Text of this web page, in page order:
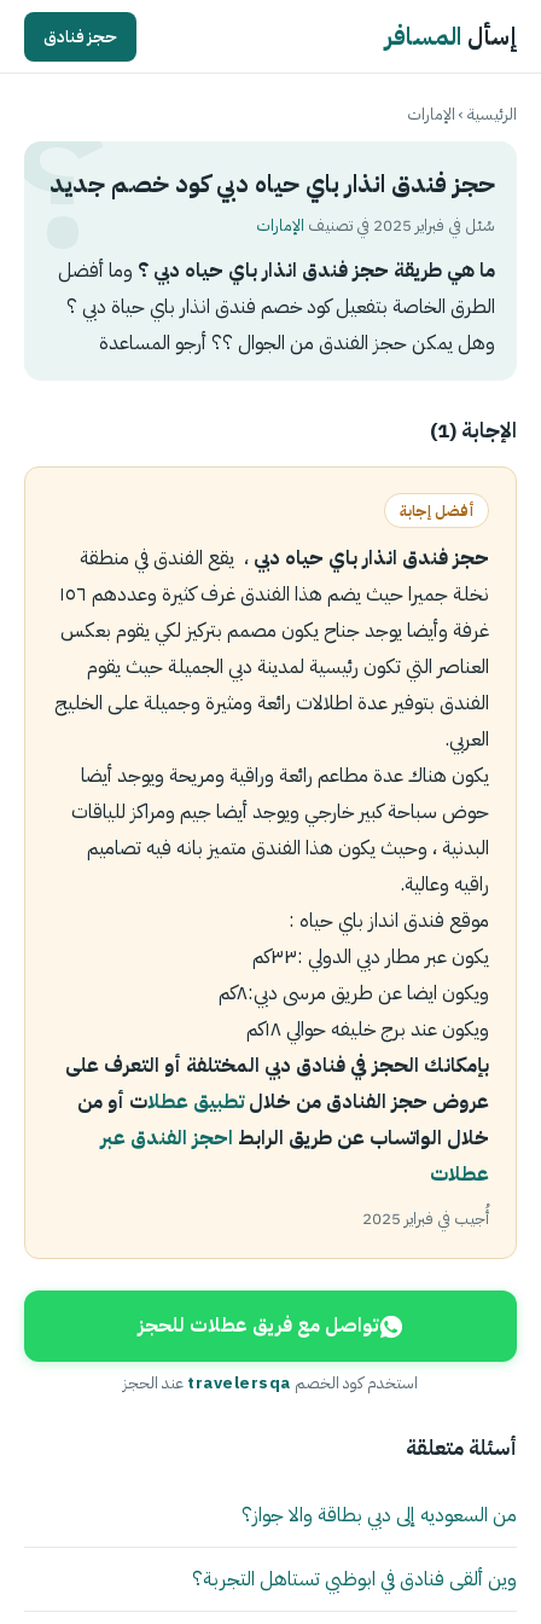
إسأل المسافر حجز فنادق
الرئيسية›الإمارات
حجز فندق انذار باي حياه دبي كود خصم جديد
سُئل في فبراير 2025 في تصنيف الإمارات
ما هي طريقة حجز فندق انذار باي حياه دبي ؟ وما أفضل
الطرق الخاصة بتفعيل كود خصم فندق انذار باي حياة دبي ؟
وهل يمكن حجز الفندق من الجوال ؟؟ أرجو المساعدة
الإجابة (1)
أفضل إجابة
حجز فندق انذار باي حياه دبي ، يقع الفندق في منطقة
نخلة جميرا حيث يضم هذا الفندق غرف كثيرة وعددهم ١٥٦
غرفة وأيضا يوجد جناح يكون مصمم بتركيز لكي يقوم بعكس
العناصر التي تكون رئيسية لمدينة دبي الجميلة حيث يقوم
الفندق بتوفير عدة اطلالات رائعة ومثيرة وجميلة على الخليج
العربي.
يكون هناك عدة مطاعم رائعة وراقية ومريحة ويوجد أيضا
حوض سباحة كبير خارجي ويوجد أيضا جيم ومراكز للياقات
البدنية ، وحيث يكون هذا الفندق متميز بانه فيه تصاميم
راقيه وعالية.
موقع فندق انداز باي حياه :
يكون عبر مطار دبي الدولي :٣٣كم
ويكون ايضا عن طريق مرسى دبي:٨كم
ويكون عند برج خليفه حوالي ١٨كم
بإمكانك الحجز في فنادق دبي المختلفة أو التعرف على
عروض حجز الفنادق من خلالتطبيق عطلات أو من
خلال الواتساب عن طريق الرابط احجز الفندق عبر
عطلات
أُجيب في فبراير 2025
تواصل مع فريق عطلات للحجز
استخدم كود الخصم travelersqaعند الحجز
أسئلة متعلقة
من السعوديه إلى دبي بطاقة والا جواز؟
وين ألقى فنادق في ابوظبي تستاهل التجربة؟